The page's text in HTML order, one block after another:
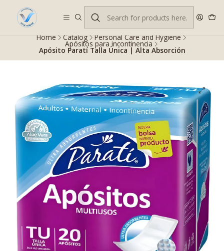
Despacho gratis en RM desde $100.000. Revisa las condiciones.
Home Catalog Personal Care and Hygiene
Apósitos para incontinencia
Apósito Paratí Talla Única | Alta Absorción